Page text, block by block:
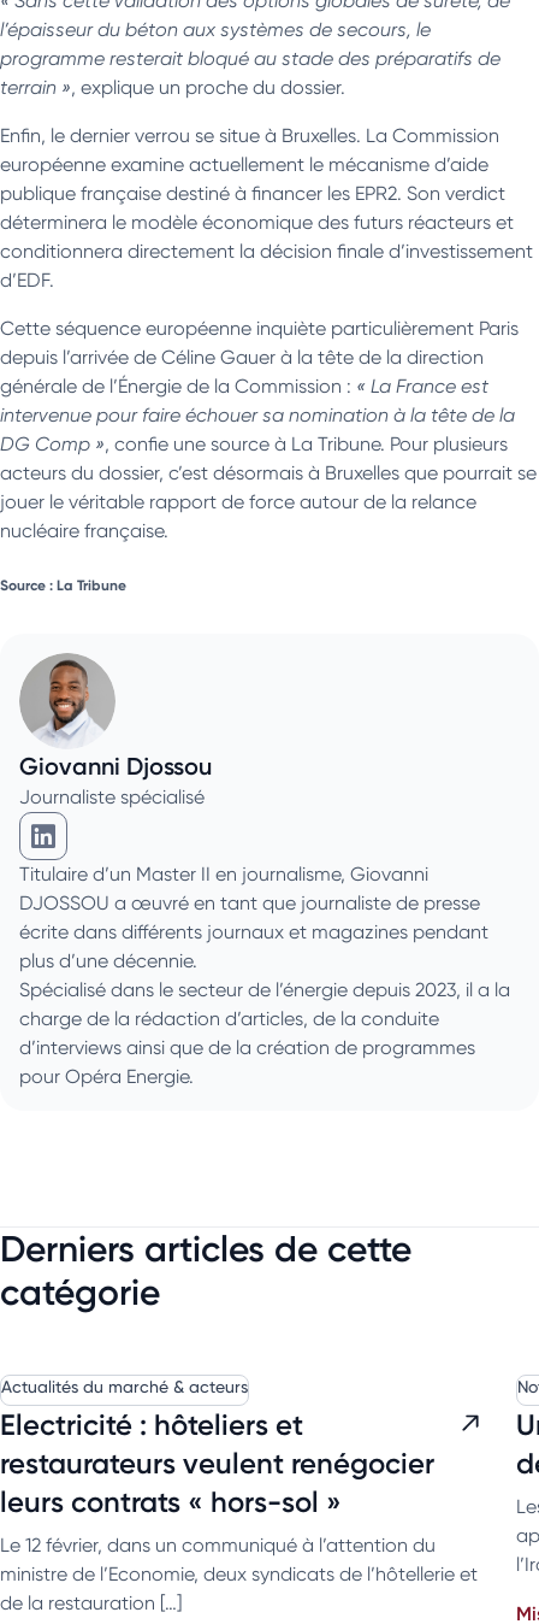
l’épaisseur du béton aux systèmes de secours, le
programme resterait bloqué au stade des préparatifs de
terrain », explique un proche du dossier.
Enfin, le dernier verrou se situe à Bruxelles. La Commission
européenne examine actuellement le mécanisme d’aide
publique française destiné à financer les EPR2. Son verdict
déterminera le modèle économique des futurs réacteurs et
conditionnera directement la décision finale d’investissement
d’EDF.
Cette séquence européenne inquiète particulièrement Paris
depuis l’arrivée de Céline Gauer à la tête de la direction
générale de l’Énergie de la Commission : « La France est
intervenue pour faire échouer sa nomination à la tête de la
DG Comp », confie une source à La Tribune. Pour plusieurs
acteurs du dossier, c’est désormais à Bruxelles que pourrait se
jouer le véritable rapport de force autour de la relance
nucléaire française.
Source : La Tribune
Giovanni Djossou
Journaliste spécialisé
Giovanni Djossou sur Linkedin
Titulaire d’un Master II en journalisme, Giovanni
DJOSSOU a œuvré en tant que journaliste de presse
écrite dans différents journaux et magazines pendant
plus d’une décennie.
Spécialisé dans le secteur de l’énergie depuis 2023, il a la
charge de la rédaction d’articles, de la conduite
d’interviews ainsi que de la création de programmes
pour Opéra Energie.
Derniers articles de cette
catégorie
Actualités du marché & acteurs
Electricité : hôteliers et
restaurateurs veulent renégocier
leurs contrats « hors-sol »
Le 12 février, dans un communiqué à l’attention du
ministre de l’Economie, deux syndicats de l’hôtellerie et
de la restauration […]